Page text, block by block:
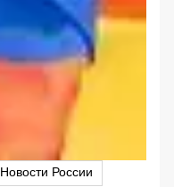
Новости России